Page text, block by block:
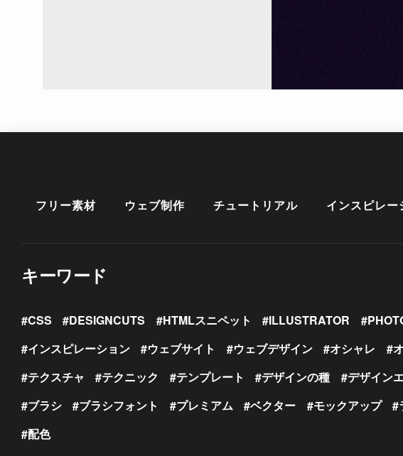
フリー素材 ウェブ制作 チュートリアル インスピレー
キーワード
CSS DESIGNCUTS HTMLスニペット ILLUSTRATOR
インスピレーション
ウェブサイト ウェブデザイン オシャレ
テクスチャ
テクニック テンプレート デザインの種 デザイン
ブラシ
ブラシフォント プレミアム ベクター モックアップ
配色